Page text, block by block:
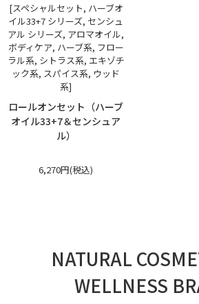
[スペシャルセット, ハーブオ
イル33+7 シリーズ, センシュ
アル シリーズ, アロマオイル,
ボディケア, ハーブ系, フロー
ラル系, シトラス系, エキゾチ
ック系, スパイス系, ウッド
系]
ロールオンセット（ハーブ
オイル33+7＆センシュア
ル）
6,270円(税込)
NATURAL
WELLNESS